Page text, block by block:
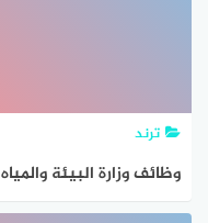
ترند
وظائف وزارة البيئة والمياه
والزراعة 44 وظيفة إدارية